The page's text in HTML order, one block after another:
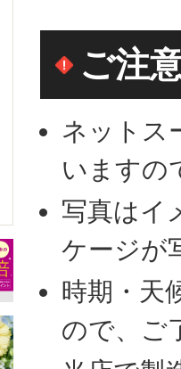
ご注
ネットス
いますの
写真はイ
ケージが
時期・天
ので、ご